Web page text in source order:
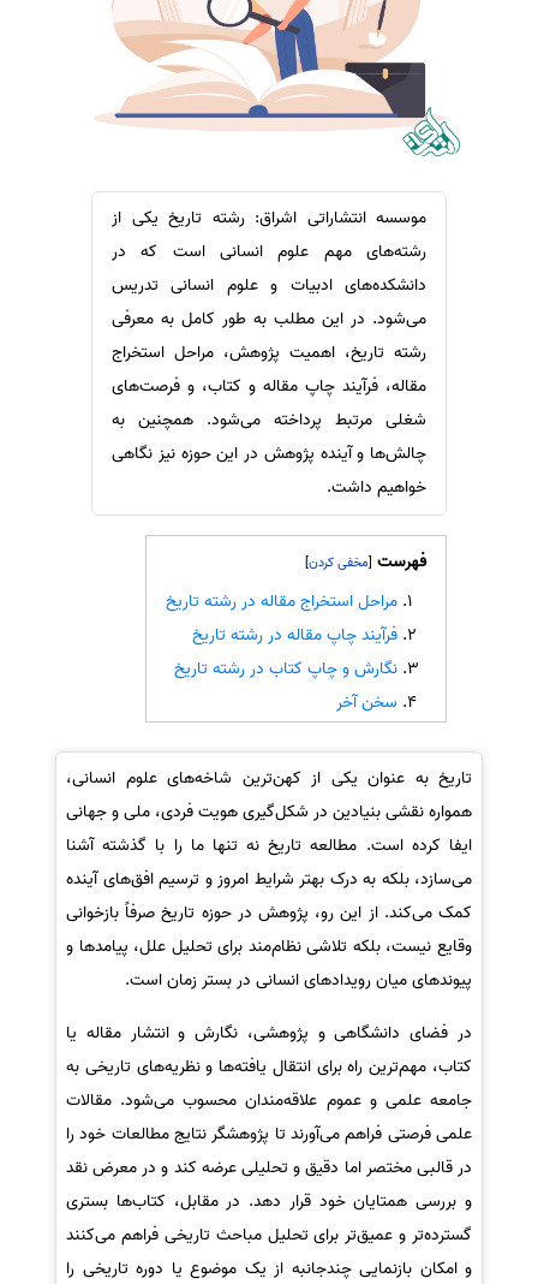
ترجمه عربی به فارسی
مشاهده همه زبان ها
سفارش ویرایش
سفارش پارافریز
سفارش فرمت‌بندی
سفارش کاهش کمیت
سفارش معرفی مقاله
سفارش معرفی کتاب
سفارش چکیده مبسوط
سفارش ترجمه مولتی‌مدیا
سفارش گویندگی
سفارش تولید محتوا
سفارش ترجمه همزمان
سفارش چکیده گرافیکی
سفارش تهیه کاورلتر
سفارش انگیزه‌نامه‌SOP
موسسه انتشاراتی اشراق: رشته تاریخ یکی از
رشته‌های مهم علوم انسانی است که در
دانشکده‌های ادبیات و علوم انسانی تدریس
می‌شود. در این مطلب به طور کامل به معرفی
رشته تاریخ، اهمیت پژوهش، مراحل استخراج
مقاله، فرآیند چاپ مقاله و کتاب، و فرصت‌های
شغلی مرتبط پرداخته می‌شود. همچنین به
چالش‌ها و آینده پژوهش در این حوزه نیز نگاهی
خواهیم داشت.
فهرست [
]
مراحل استخراج مقاله در رشته تاریخ
فرآیند چاپ مقاله در رشته تاریخ
نگارش و چاپ کتاب در رشته تاریخ
سخن آخر
تاریخ به عنوان یکی از کهن‌ترین شاخه‌های علوم انسانی،
همواره نقشی بنیادین در شکل‌گیری هویت فردی، ملی و جهانی
ایفا کرده است. مطالعه تاریخ نه تنها ما را با گذشته آشنا
می‌سازد، بلکه به درک بهتر شرایط امروز و ترسیم افق‌های آینده
کمک می‌کند. از این رو، پژوهش در حوزه تاریخ صرفاً بازخوانی
وقایع نیست، بلکه تلاشی نظام‌مند برای تحلیل علل، پیامدها و
پیوندهای میان رویدادهای انسانی در بستر زمان است.
در فضای دانشگاهی و پژوهشی، نگارش و انتشار مقاله یا
کتاب، مهم‌ترین راه برای انتقال یافته‌ها و نظریه‌های تاریخی به
جامعه علمی و عموم علاقه‌مندان محسوب می‌شود. مقالات
علمی فرصتی فراهم می‌آورند تا پژوهشگر نتایج مطالعات خود را
در قالبی مختصر اما دقیق و تحلیلی عرضه کند و در معرض نقد
و بررسی همتایان خود قرار دهد. در مقابل، کتاب‌ها بستری
گسترده‌تر و عمیق‌تر برای تحلیل مباحث تاریخی فراهم می‌کنند
و امکان بازنمایی چندجانبه از یک موضوع یا دوره تاریخی را